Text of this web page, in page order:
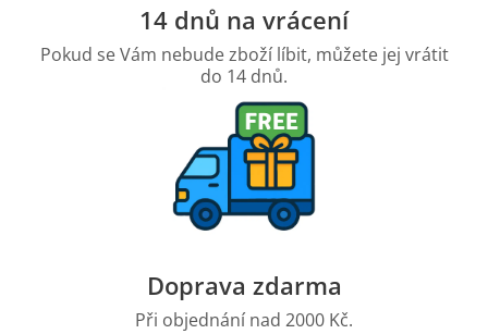
14 dnů na vrácení
Pokud se Vám nebude zboží líbit, můžete jej vrátit
do 14 dnů.
Doprava zdarma
Při objednání nad 2000 Kč.